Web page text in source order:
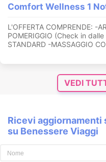
Comfort Wellness 1
L'OFFERTA COMPRENDE: -
POMERIGGIO (Check in
STANDARD -MASSAGGIO
VEDI
Ricevi
su Benessere Viaggi